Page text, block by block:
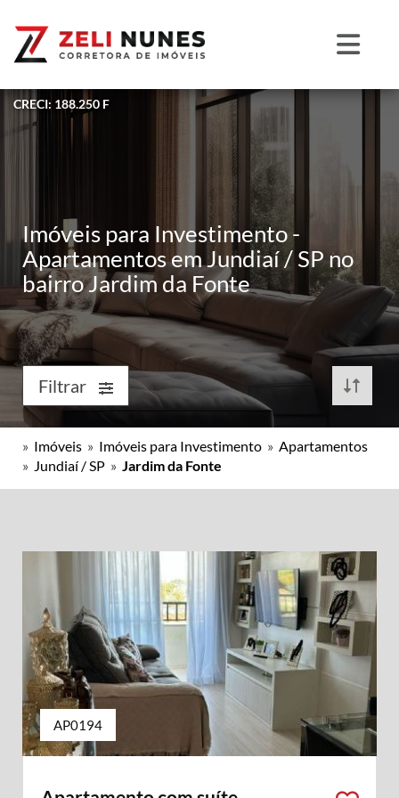
CRECI: 188.250 F
Imóveis para Investimento -
Apartamentos em Jundiaí / SP no
bairro Jardim da Fonte
Filtrar
» Imóveis » Imóveis para Investimento » Apartamentos
» Jundiaí / SP » Jardim da Fonte
AP0194